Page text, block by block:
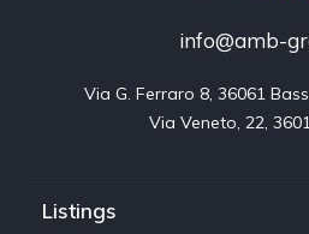
info@amb-
Via G. Ferraro 8, 36061
Via Veneto, 22,
Listings